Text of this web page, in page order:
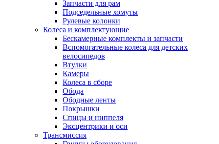
Запчасти для рам
Подседельные хомуты
Рулевые колонки
Колеса и комплектующие
Бескамерные комплекты и запчасти
Вспомогательные колеса для детских
велосипедов
Втулки
Камеры
Колеса в сборе
Обода
Ободные ленты
Покрышки
Спицы и ниппеля
Эксцентрики и оси
Трансмиссия